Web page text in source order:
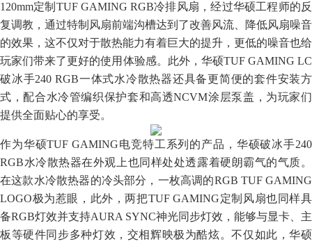
120mm定制TUF GAMING RGB冷排风扇，经过华硕工程师的反
复调教，通过特制风扇前端沟槽达到了改善风流、降低风扇噪音
的效果，这不仅对于散热能力有着巨大的提升，更低的噪音也给
玩家们带来了更好的使用体验感。此外，华硕TUF GAMING LC
破冰手240 RGB一体式水冷散热器还具备更简便的套件安装方
式，配合水冷管编织保护套和高透NCVM涂层泵盖，为玩家们
提供全面贴心的享受。
作为华硕TUF GAMING电竞特工系列的产品，华硕破冰手240
RGB水冷散热器在外观上也同样处处透露着硬朗霸气的气质。
在这款水冷散热器的冷头部分，一枚高调的RGB TUF GAMING
LOGO极为惹眼，此外，两把TUF GAMING定制风扇也同样具
备RGB灯效并支持AURA SYNC神光同步灯效，能够与显卡、主
板等硬件同步多种灯效，交相辉映极为酷炫。不仅如此，华硕